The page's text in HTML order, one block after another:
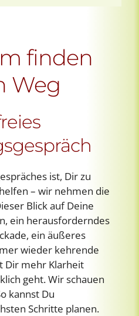
finden
Weg
ist, Dir zu
– wir nehmen die
Blick auf Deine
ein herausforderndes
ein äußeres
wieder kehrende
Dir mehr Klarheit
geht. Wir schauen
kannst Du
Schritte planen.